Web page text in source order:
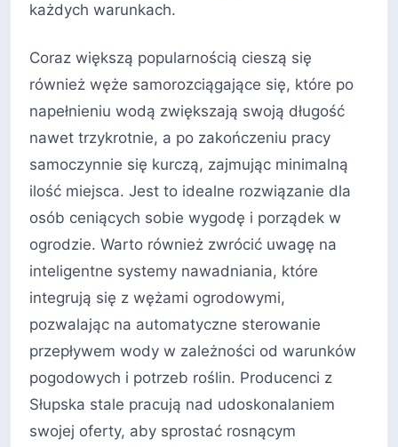
każdych warunkach.
Coraz większą popularnością cieszą się
również węże samorozciągające się, które po
napełnieniu wodą zwiększają swoją długość
nawet trzykrotnie, a po zakończeniu pracy
samoczynnie się kurczą, zajmując minimalną
ilość miejsca. Jest to idealne rozwiązanie dla
osób ceniących sobie wygodę i porządek w
ogrodzie. Warto również zwrócić uwagę na
inteligentne systemy nawadniania, które
integrują się z wężami ogrodowymi,
pozwalając na automatyczne sterowanie
przepływem wody w zależności od warunków
pogodowych i potrzeb roślin. Producenci z
Słupska stale pracują nad udoskonalaniem
swojej oferty, aby sprostać rosnącym